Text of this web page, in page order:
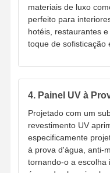
painel de parede 3d
painéis de parede
Painéis de parede
Painel de Parede de
materiais de luxo
perfeito para
hotéis, restaurantes
toque de sofisticação
4. Painel UV à
Projetado com um
revestimento UV
especificamente
à prova d'água, anti-
tornando-o a escolha